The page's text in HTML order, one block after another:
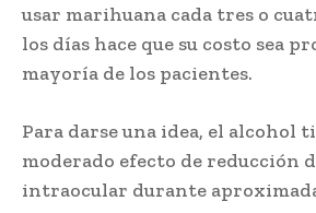
usar marihuana cada tres o
los días hace que su costo sea
mayoría de los pacientes.
Para darse una idea, el alcohol
moderado efecto de reducción
intraocular durante